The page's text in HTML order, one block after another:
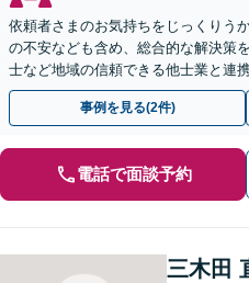
依頼者さまのお気持ちをじっくりう
の不安なども含め、総合的な解決策
士など地域の信頼できる他士業と連
「後見人にお悩みの方もお気軽にご
事例を見る(2件)
電話で面談予約
三木田